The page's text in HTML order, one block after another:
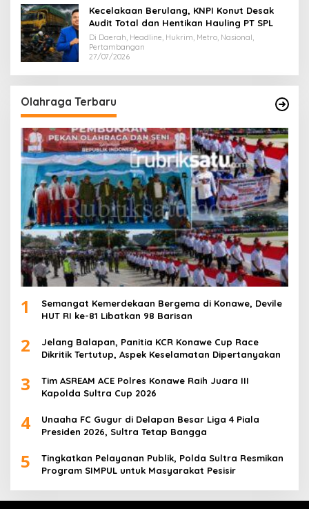
Kecelakaan Berulang, KNPI Konut Desak
Audit Total dan Hentikan Hauling PT SPL
Di Daerah, Headline, Hukrim, Metro, Nasional,
Pertambangan
27/07/2026
Olahraga Terbaru
1
Semangat Kemerdekaan Bergema di Konawe, Devile
HUT RI ke-81 Libatkan 98 Barisan
2
Jelang Balapan, Panitia KCR Konawe Cup Race
Dikritik Tertutup, Aspek Keselamatan Dipertanyakan
3
Tim ASREAM ACE Polres Konawe Raih Juara III
Kapolda Sultra Cup 2026
4
Unaaha FC Gugur di Delapan Besar Liga 4 Piala
Presiden 2026, Sultra Tetap Bangga
5
Tingkatkan Pelayanan Publik, Polda Sultra Resmikan
Program SIMPUL untuk Masyarakat Pesisir